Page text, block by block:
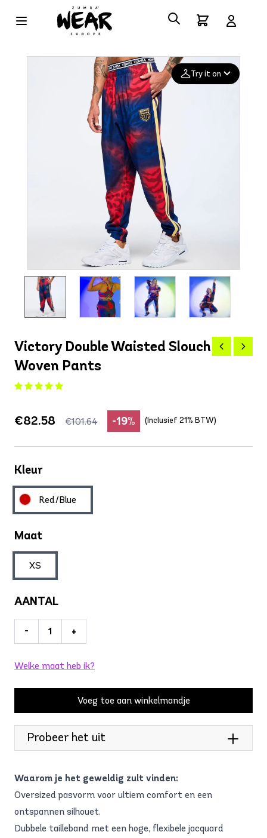
Try it on
Deleted after 24 hours
Victory Double Waisted Slouch
Woven Pants
€101.64
€82.58 -19% (Inclusief 21% BTW)
Kleur
Red/Blue
Maat
XS
AANTAL
- +
Welke maat heb ik?
Voeg toe aan winkelmandje
Probeer het uit
Waarom je het geweldig zult vinden:
Oversized pasvorm voor ultiem comfort en een
ontspannen silhouet.
Dubbele tailleband met een hoge, flexibele jacquard